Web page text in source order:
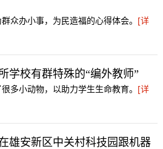
众办小事，为民造福的心得体会。 [详
学校有群特殊的“编外教师”
多小动物，以助力学生生命教育。 [详
雄安新区中关村科技园跟机器